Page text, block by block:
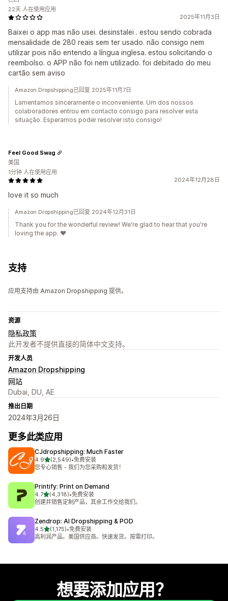
2025年11月3日
Baixei o app mas não usei. desinstalei . estou sendo cobrada
mensalidade de 280 reais sem ter usado. não consigo nem
utilizar pois não entendo a língua inglesa. estou solicitando o
reembolso. o APP não foi nem utilizado. foi debitado do meu
cartão sem aviso
22天 人在使用应用
Amazon Dropshipping已回复 2025年11月7日
Lamentamos sinceramente o inconveniente. Um dos nossos
colaboradores entrou em contacto consigo para resolver esta
situação. Esperamos poder resolver isto consigo!
2024年12月28日
love it so much
Feel Good Swag
美国
1分钟 人在使用应用
Amazon Dropshipping已回复 2024年12月31日
Thank you for the wonderful review! We're glad to hear that you're
loving the app. ♥️
支持
应用支持由 Amazon Dropshipping 提供。
资源
隐私政策
此开发者不提供直接的简体中文支持。
开发人员
Amazon Dropshipping
网站
Dubai, DU, AE
推出日期
2024年3月26日
更多此类应用
CJdropshipping: Much Faster
4.9星（满分 5 星）
(2,549)
总共 2549 条评论
•免费安装
您专心销售 - 我们为您采购和发货！
Printify: Print on Demand
4.7星（满分 5 星）
(4,318)
总共 4318 条评论
•免费安装
创建并销售定制产品，其余工作交给我们。
Zendrop: AI Dropshipping & POD
4.5星（满分 5 星）
(1,175)
总共 1175 条评论
•免费安装
高利润产品。美国供应商。快速发货。按需打印。
想要添加应用？